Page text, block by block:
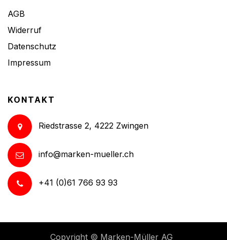
AGB
Widerruf
Datenschutz
Impressum
KONTAKT
Riedstrasse 2, 4222 Zwingen
info@marken-mueller.ch
+41 (0)61 766 93 93
Copyright © Marken-Müller AG